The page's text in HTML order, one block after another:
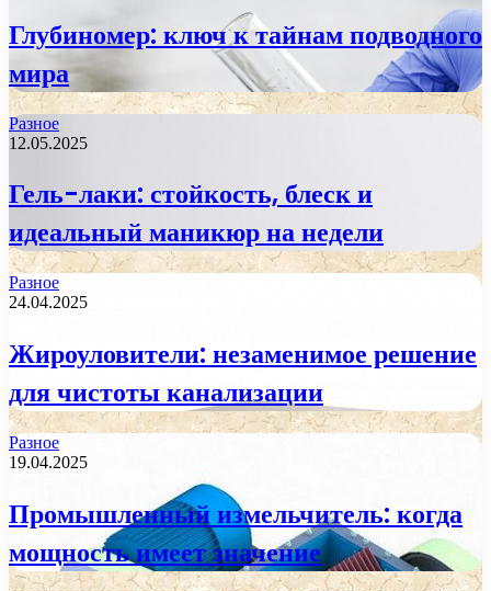
Глубиномер: ключ к тайнам подводного
мира
Разное
12.05.2025
Гель-лаки: стойкость, блеск и
идеальный маникюр на недели
Разное
24.04.2025
Жироуловители: незаменимое решение
для чистоты канализации
Разное
19.04.2025
Промышленный измельчитель: когда
мощность имеет значение